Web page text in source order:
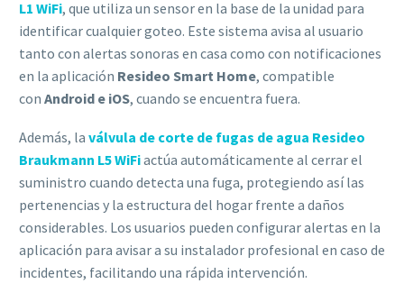
L1 WiFi, que utiliza un sensor en la base de la unidad para
identificar cualquier goteo. Este sistema avisa al usuario
tanto con alertas sonoras en casa como con notificaciones
en la aplicación Resideo Smart Home, compatible
con Android e iOS, cuando se encuentra fuera.
Además, la válvula de corte de fugas de agua Resideo
Braukmann L5 WiFiactúa automáticamente al cerrar el
suministro cuando detecta una fuga, protegiendo así las
pertenencias y la estructura del hogar frente a daños
considerables. Los usuarios pueden configurar alertas en la
aplicación para avisar a su instalador profesional en caso de
incidentes, facilitando una rápida intervención.